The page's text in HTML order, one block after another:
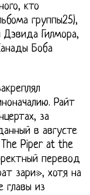
кто
группы25),
Дэвида Гилмора,
Боба
Райт
за
в августе
Piper at the
перевод
зари», хотя на
главы из